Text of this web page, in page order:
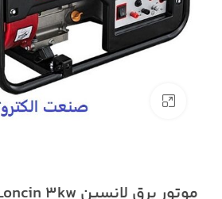
بزرگنمایی تصویر